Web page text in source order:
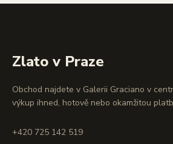
Zlato v Praze
Obchod najdete v Galerii Graciano v
výkup ihned, hotově nebo okamžitou
+420 725 142 519